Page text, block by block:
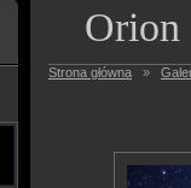
Orion
Strona główna »